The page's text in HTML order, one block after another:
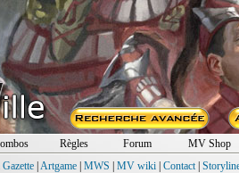
Règles Forum
MV Shop
| Artgame| MWS MV wiki| Contact|